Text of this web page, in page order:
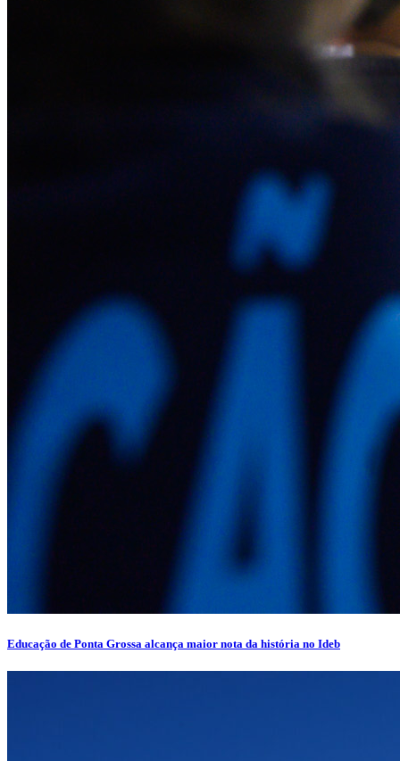
Educação de Ponta Grossa alcança maior nota da história no Ideb